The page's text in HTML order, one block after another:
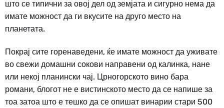
што се типични за овој дел од земјата и сигурно нема да
имате можност да ги вкусите на друго место на
планетата.
Покрај сите горенаведени, ќе имате можност да уживате
во свежи домашни сокови направени од калинка, нане
или некој планински чај. Црногорското вино бара
романи, блогот не е вистинското место да се напише за
тоа затоа што е тешко да се опишат винарии стари 500